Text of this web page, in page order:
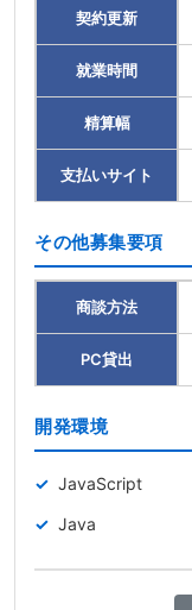
契約更新
就業時間
精算幅
支払いサイト
その他募集要項
商談方法
PC貸出
開発環境
JavaScript
Java